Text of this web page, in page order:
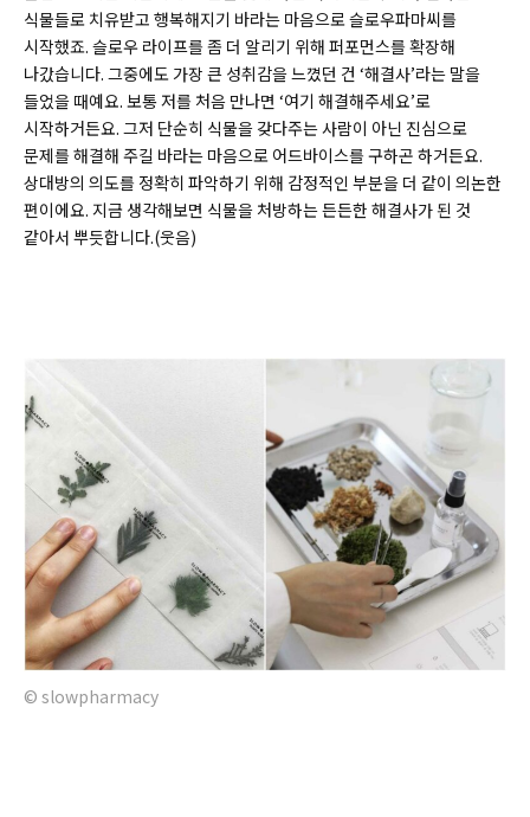
식물들로 치유받고 행복해지기 바라는 마음으로 슬로우파마씨를
시작했죠. 슬로우 라이프를 좀 더 알리기 위해 퍼포먼스를 확장해
나갔습니다. 그중에도 가장 큰 성취감을 느꼈던 건 ‘해결사’라는 말을
들었을 때예요. 보통 저를 처음 만나면 ‘여기 해결해주세요’로
시작하거든요. 그저 단순히 식물을 갖다주는 사람이 아닌 진심으로
문제를 해결해 주길 바라는 마음으로 어드바이스를 구하곤 하거든요.
상대방의 의도를 정확히 파악하기 위해 감정적인 부분을 더 같이 의논한
편이에요. 지금 생각해보면 식물을 처방하는 든든한 해결사가 된 것
같아서 뿌듯합니다.(웃음)
© slowpharmacy